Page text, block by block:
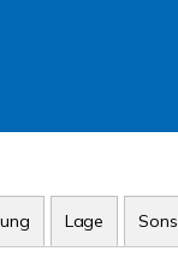
Lage